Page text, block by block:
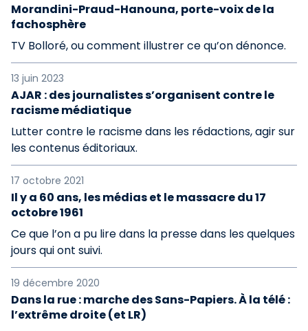
Morandini-Praud-Hanouna, porte-voix de la
fachosphère
TV Bolloré, ou comment illustrer ce qu’on dénonce.
13 juin 2023
AJAR : des journalistes s’organisent contre le
racisme médiatique
Lutter contre le racisme dans les rédactions, agir sur
les contenus éditoriaux.
17 octobre 2021
Il y a 60 ans, les médias et le massacre du 17
octobre 1961
Ce que l’on a pu lire dans la presse dans les quelques
jours qui ont suivi.
19 décembre 2020
Dans la rue : marche des Sans-Papiers. À la télé :
l’extrême droite (et LR)